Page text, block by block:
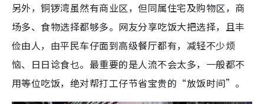
另外，铜锣湾虽然有商业区，但同属住宅及购物区，商
场多、食物选择都够多。网友分享吃饭大把选择，且丰
俭由人，由平民车仔面到高级餐厅都有，减轻不少烦
恼、日日谂食乜。最重要的是人流不会太多，一般都不
用等位吃饭，绝对帮打工仔节省宝贵的“放饭时间”。